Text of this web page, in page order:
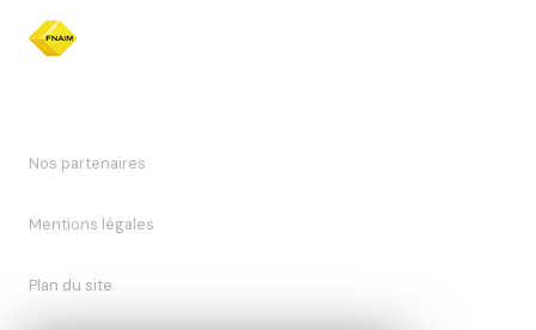
Nos partenaires
Mentions légales
Plan du site